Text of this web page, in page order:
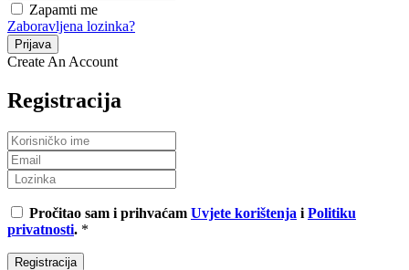
Zapamti me
Zaboravljena lozinka?
Create An Account
Registracija
Pročitao sam i prihvaćam Uvjete korištenja i Politiku
privatnosti. *